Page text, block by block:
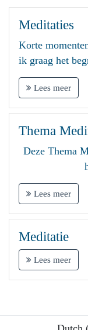
Meditaties
Korte
ik graag het
Lees meer
Thema
Deze Thema
Lees meer
Meditatie
Lees meer